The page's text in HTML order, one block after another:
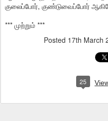
குலைப்போர், குண்டுவைப்போர்
*** முற்றும் ***
Posted 17th March
25